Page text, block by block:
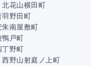
北花山横田町
羽野田町
朱南屋敷町
鴨戸町
丁野町
西野山射庭ノ上町